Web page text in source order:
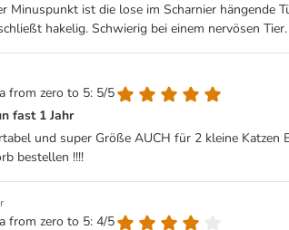
Minuspunkt ist die lose im Scharnier hängende
hakelig. Schwierig bei einem nervösen Tier.
from zero to 5: 5/5
fast 1 Jahr
und super Größe AUCH für 2 kleine
bestellen !!!!
from zero to 5: 4/5